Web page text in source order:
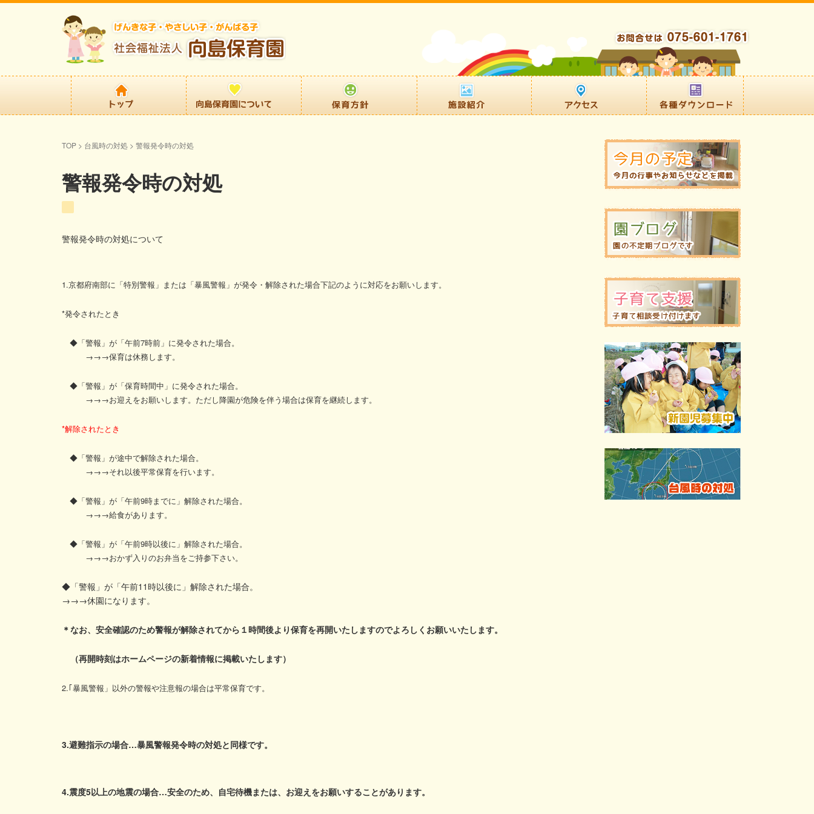
TOP > 台風時の対処 > 警報発令時の対処
警報発令時の対処
警報発令時の対処について
1.京都府南部に「特別警報」または「暴風警報」が発令・解除された場合下記のように対応をお願いします。
*発令されたとき
◆「警報」が「午前7時前」に発令された場合。
→→→保育は休務します。
◆「警報」が「保育時間中」に発令された場合。
→→→お迎えをお願いします。ただし降園が危険を伴う場合は保育を継続します。
*解除されたとき
◆「警報」が途中で解除された場合。
→→→それ以後平常保育を行います。
◆「警報」が「午前9時までに」解除された場合。
→→→給食があります。
◆「警報」が「午前9時以後に」解除された場合。
→→→おかず入りのお弁当をご持参下さい。
◆「警報」が「午前11時以後に」解除された場合。
→→→休園になります。
＊なお、安全確認のため警報が解除されてから１時間後より保育を再開いたしますのでよろしくお願いいたします。
（再開時刻はホームページの新着情報に掲載いたします）
2.｢暴風警報」以外の警報や注意報の場合は平常保育です。
3.避難指示の場合…暴風警報発令時の対処と同様です。
4.震度5以上の地震の場合…安全のため、自宅待機または、お迎えをお願いすることがあります。